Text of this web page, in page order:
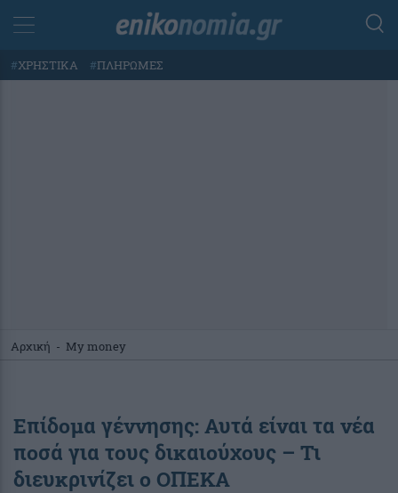
#ΧΡΗΣΤΙΚΑ #ΠΛΗΡΩΜΕΣ
Αρχική - My money
Επίδομα γέννησης: Αυτά είναι τα νέα
ποσά για τους δικαιούχους – Τι
διευκρινίζει ο ΟΠΕΚΑ